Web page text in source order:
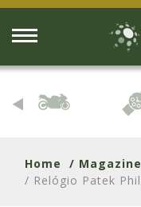
Home
/ Magazine
/ Relógio Patek